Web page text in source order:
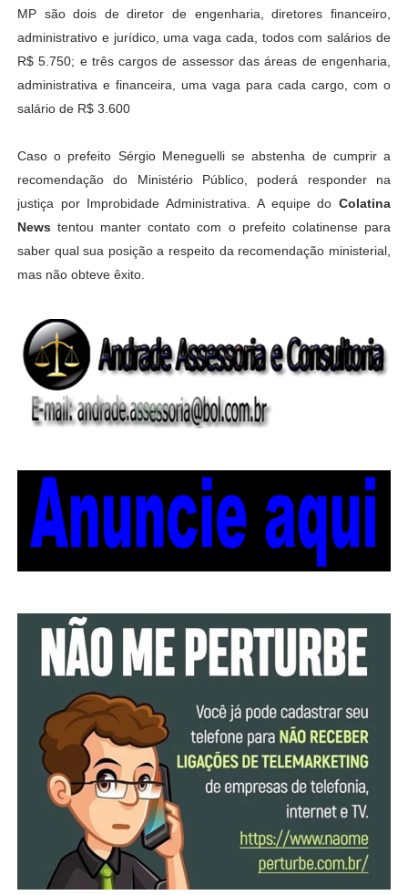
MP são dois de diretor de engenharia, diretores financeiro,
administrativo e jurídico, uma vaga cada, todos com salários de
R$ 5.750; e três cargos de assessor das áreas de engenharia,
administrativa e financeira, uma vaga para cada cargo, com o
salário de R$ 3.600
Caso o prefeito Sérgio Meneguelli se abstenha de cumprir a
recomendação do Ministério Público, poderá responder na
justiça por Improbidade Administrativa. A equipe doColatina
News tentou manter contato com o prefeito colatinense para
saber qual sua posição a respeito da recomendação ministerial,
mas não obteve êxito.